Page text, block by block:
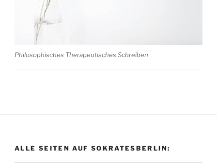
Philosophisches Therapeutisches Schreiben
ALLE SEITEN AUF SOKRATESBERLIN: